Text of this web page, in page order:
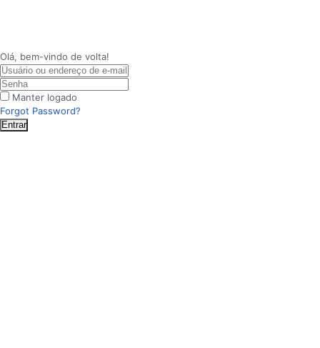
Olá, bem-vindo de volta!
Manter logado
Forgot Password?
Entrar